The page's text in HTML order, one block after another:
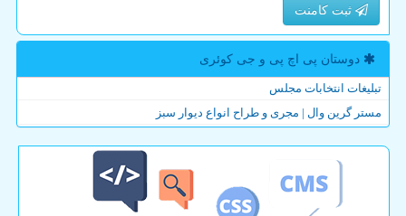
ثبت کامنت
دوستان پی اچ پی و جی كوئری
تبلیغات انتخابات مجلس
مستر گرین وال | مجری و طراح انواع دیوار سبز